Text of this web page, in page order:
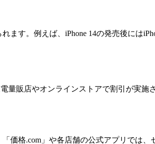
す。例えば、iPhone 14の発売後には
量販店やオンラインストアで割引が実施
格.com」や各店舗の公式アプリでは、